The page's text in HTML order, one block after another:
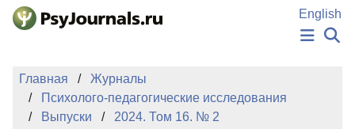
Перейти к основному содержанию
English
НОВОСТИ
АВТОРЫ
Главная
Журналы
Психолого-педагогические исследования
Выпуски
2024. Том 16. № 2